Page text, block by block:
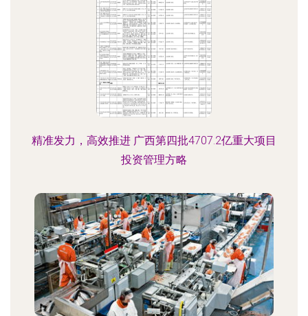
精准发力，高效推进 广西第四批4707.2亿重大项目
投资管理方略